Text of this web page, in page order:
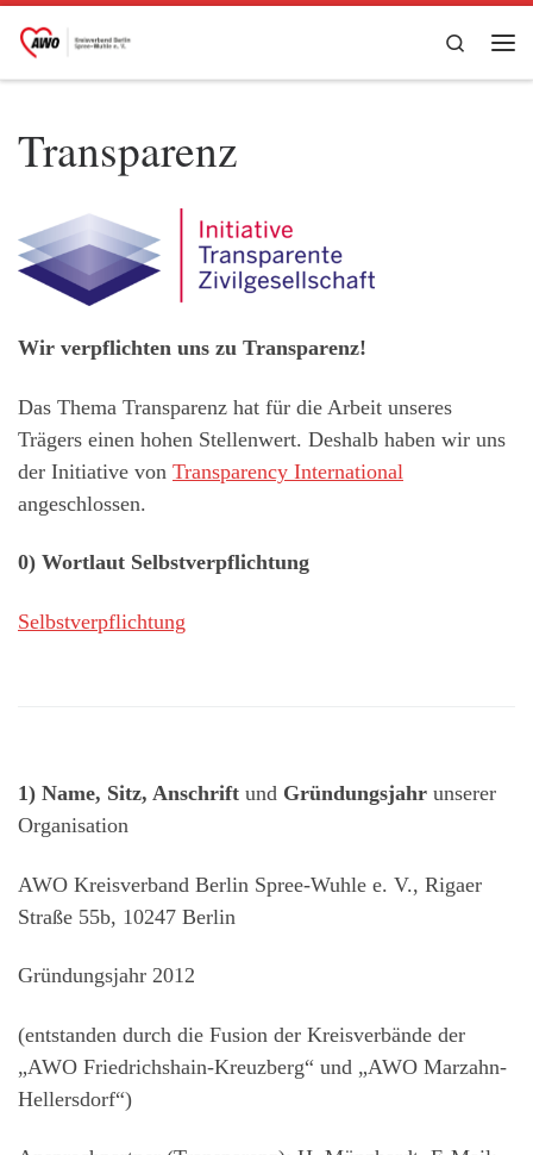
Zum Inhalt springen
Search
Transparenz
Wir verpflichten uns zu Transparenz!
Das Thema Transparenz hat für die Arbeit unseres
Trägers einen hohen Stellenwert. Deshalb haben wir uns
der Initiative von Transparency International
angeschlossen.
0) Wortlaut Selbstverpflichtung
Selbstverpflichtung
1) Name, Sitz, Anschrift und Gründungsjahr unserer
Organisation
AWO Kreisverband Berlin Spree-Wuhle e. V., Rigaer
Straße 55b, 10247 Berlin
Gründungsjahr 2012
(entstanden durch die Fusion der Kreisverbände der
„AWO Friedrichshain-Kreuzberg“ und „AWO Marzahn-
Hellersdorf“)